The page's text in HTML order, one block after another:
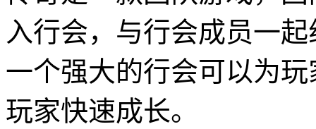
入行会，与行会成员一
一个强大的行会可以为
玩家快速成长。